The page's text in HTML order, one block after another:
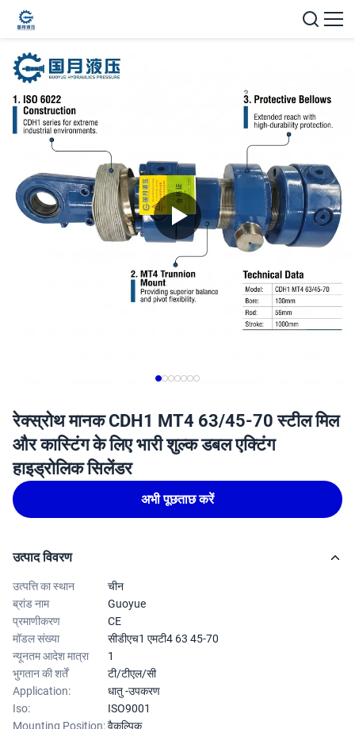
रेक्स्रोथ मानक CDH1 MT4 63/45-70 स्टील मिल
और कास्टिंग के लिए भारी शुल्क डबल एक्टिंग
हाइड्रोलिक सिलेंडर
अभी पूछताछ करें
उत्पाद विवरण
उत्पत्ति का स्थान
चीन
ब्रांड नाम
Guoyue
प्रमाणीकरण
CE
मॉडल संख्या
सीडीएच1 एमटी4 63 45-70
न्यूनतम आदेश मात्रा
1
भुगतान की शर्तें
टी/टीएल/सी
Application:
धातु -उपकरण
Iso:
ISO9001
Mounting Position:वैकल्पिक